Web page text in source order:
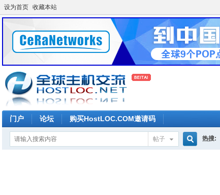
设为首页 收藏本站
门户 论坛 购买HostLOC.COM邀请码
帖子 热搜: